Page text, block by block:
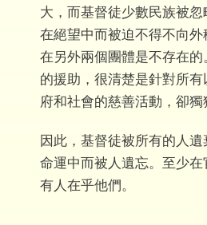
大，而基督徒少數民族被
在絕望中而被迫不得不向
在另外兩個團體是不存在
的援助，很清楚是針對所
府和社會的慈善活動，卻獨
因此，基督徒被所有的人
命運中而被人遺忘。至少
有人在乎他們。